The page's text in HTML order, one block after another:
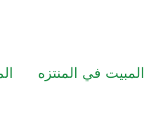
المبيت في المنتزه